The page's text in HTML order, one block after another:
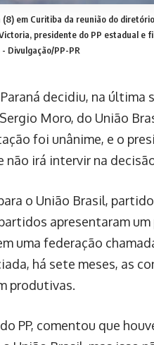
em Curitiba da reunião do
presidente do PP estadual e
- Divulgação/PP-PR
decidiu, na última
Moro, do União
foi unânime, e o
não irá intervir na
o União Brasil,
apresentaram
uma federação
há sete meses, as
produtivas.
PP, comentou que